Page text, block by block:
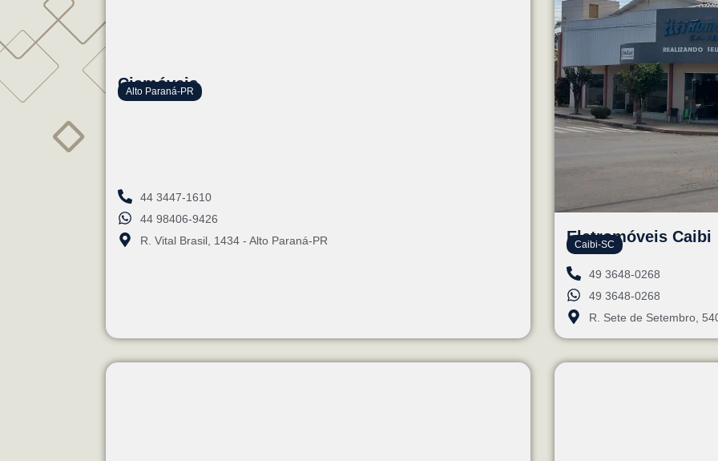
Ciamóveis
Alto Paraná-PR
44 3447-1610
44 98406-9426
R. Vital Brasil, 1434 - Alto Paraná-PR
Eletromóveis Caibi
Caibi-SC
49 3648-0268
49 3648-0268
R. Sete de Setembro,